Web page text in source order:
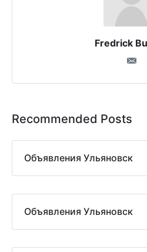
Fredrick
Recommended Posts
Объявления Ульяновск
Объявления Ульяновск